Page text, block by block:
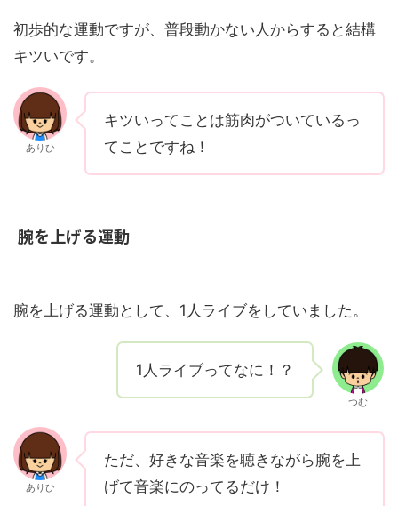
初歩的な運動ですが、普段動かない人からすると結構
キツいです。
ありひ
キツいってことは筋肉がついているっ
てことですね！
腕を上げる運動
腕を上げる運動として、1人ライブをしていました。
1人ライブってなに！？
つむ
ありひ
ただ、好きな音楽を聴きながら腕を上
げて音楽にのってるだけ！